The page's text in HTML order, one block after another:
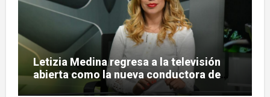
Letizia Medina regresa a la televisión
abierta como la nueva conductora de
«Pulso Urbano»